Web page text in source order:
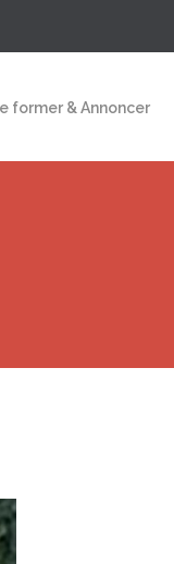
former & Annoncer